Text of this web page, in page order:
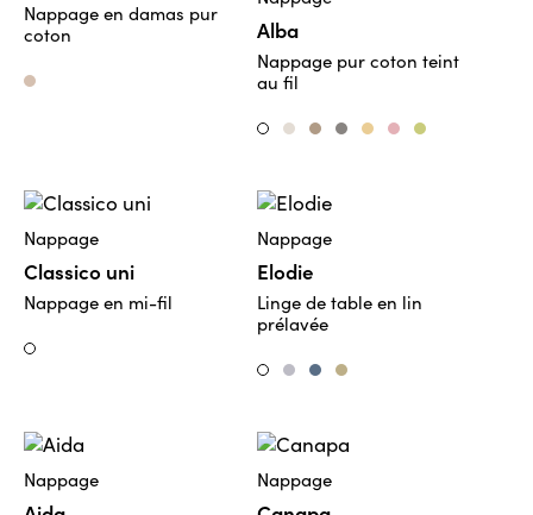
Nappage en damas pur
coton
Alba
Nappage pur coton teint
au fil
BiancoPannaOstrica
PerlaCipria
Rosa
Nappage
Classico uni
Nappage en mi-fil
Weiss
Nappage
Elodie
Linge de table en lin
prélavée
WeissPlatinJeans
Nappage Nappage